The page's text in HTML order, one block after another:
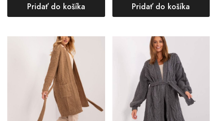
Pridať do košíka Pridať do košíka